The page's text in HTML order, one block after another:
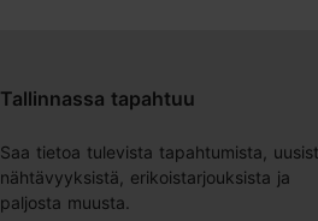
Tallinnassa tapahtuu
Saa tietoa tulevista tapahtumista,
nähtävyyksistä, erikoistarjouksista ja
paljosta muusta.